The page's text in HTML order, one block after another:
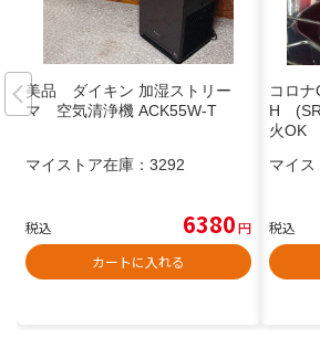
美品 ダイキン 加湿ストリー
マ 空気清浄機 ACK55W-T
マイストア在庫： 3292
税込 6380円
カートに入れる
コロ
H
火OK
マイス
税込